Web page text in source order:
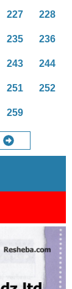
227 228
235 236
243 244
251 252
259